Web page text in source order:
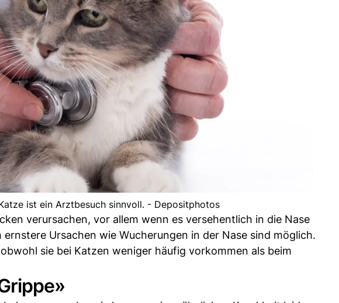
ist ein Arztbesuch sinnvoll. - Depositphotos
verursachen, vor allem wenn es versehentlich in die Nase
Ursachen wie Wucherungen in der Nase sind möglich.
sie bei Katzen weniger häufig vorkommen als beim